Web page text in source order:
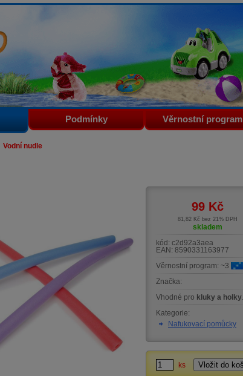
Podmínky Věrnostní program
Vodní nudle
99 Kč
81,82 Kč bez 21% DPH
skladem
kód: c2d92a3aea
EAN: 8590331163977
Věrnostní program: ~3
Značka:
Vhodné pro kluky a holky
Kategorie:
Nafukovací pomůcky
ks